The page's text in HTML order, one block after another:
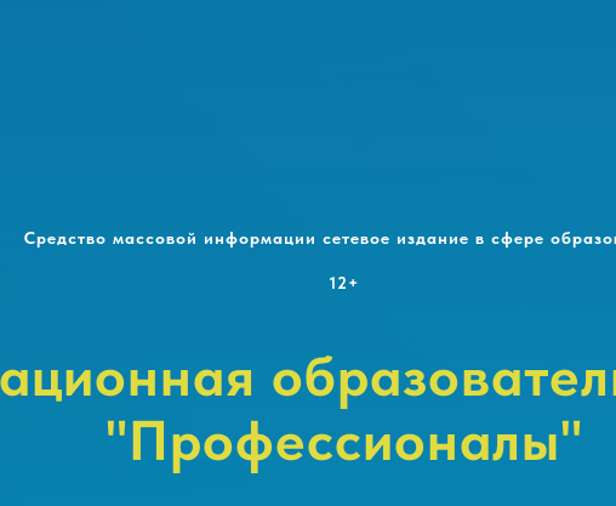
Средство массовой информации сетевое издание в сфере
12+
"Профессионалы"